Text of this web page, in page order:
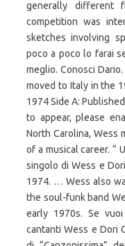
generally different
competition was
sketches involving
poco a poco lo farai
meglio. Conosci
moved to Italy in the
1974 Side A:
to appear, please
North Carolina, Wess
of a musical career. “
singolo di Wess e
1974. … Wess also
the soul-funk band
early 1970s. Se
cantanti Wess e Dori